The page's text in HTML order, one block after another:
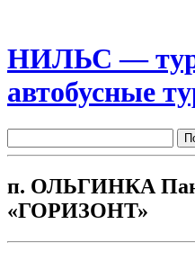
НИЛЬС —
автобусные
п. ОЛЬГИНКА
«ГОРИЗОНТ»